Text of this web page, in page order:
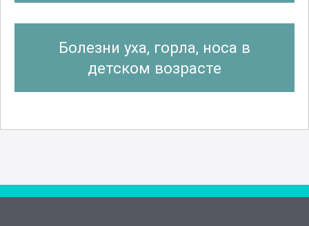
Болезни уха, горла, носа в
детском возрасте